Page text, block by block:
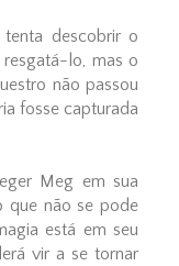
descobrir o
lo, mas o
não passou
fosse capturada
Meg em sua
que não se pode
está em seu
vir a se tornar